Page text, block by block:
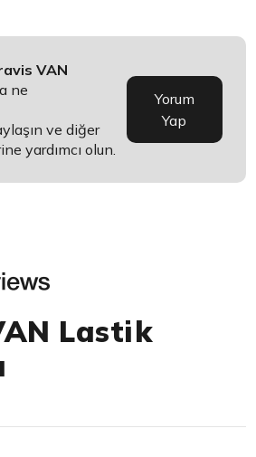
VAN
ne
ve diğer
yardımcı olun.
Yorum
Yap
Lastik